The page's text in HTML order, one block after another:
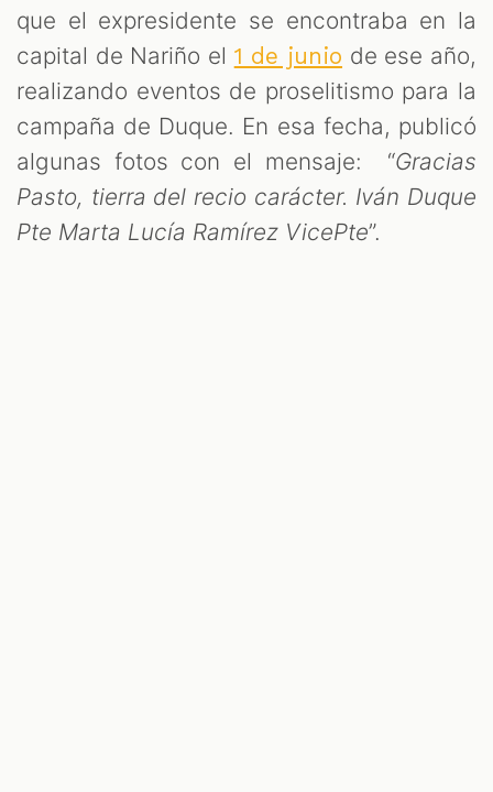
que el expresidente se encontraba en la
capital de Nariño el 1 de junio de ese año,
realizando eventos de proselitismo para la
campaña de Duque. En esa fecha, publicó
algunas fotos con el mensaje: “Gracias
Pasto, tierra del recio carácter. Iván Duque
Pte Marta Lucía Ramírez VicePte”.